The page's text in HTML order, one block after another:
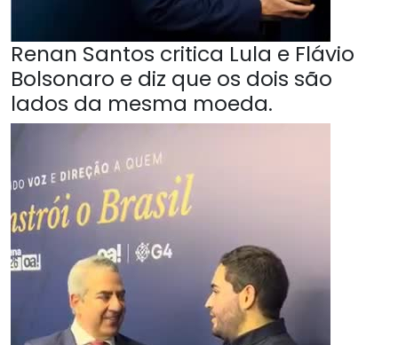
Renan Santos critica Lula e Flávio
Bolsonaro e diz que os dois são
lados da mesma moeda.